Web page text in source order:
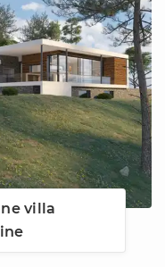
villa